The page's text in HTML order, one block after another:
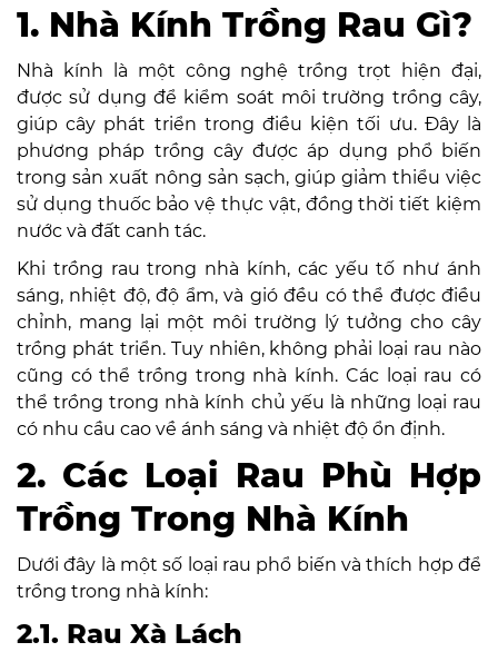
1. Nhà Kính Trồng Rau Gì?
Nhà kính là một công nghệ trồng trọt hiện đại,
được sử dụng để kiểm soát môi trường trồng cây,
giúp cây phát triển trong điều kiện tối ưu. Đây là
phương pháp trồng cây được áp dụng phổ biến
trong sản xuất nông sản sạch, giúp giảm thiểu việc
sử dụng thuốc bảo vệ thực vật, đồng thời tiết kiệm
nước và đất canh tác.
Khi trồng rau trong nhà kính, các yếu tố như ánh
sáng, nhiệt độ, độ ẩm, và gió đều có thể được điều
chỉnh, mang lại một môi trường lý tưởng cho cây
trồng phát triển. Tuy nhiên, không phải loại rau nào
cũng có thể trồng trong nhà kính. Các loại rau có
thể trồng trong nhà kính chủ yếu là những loại rau
có nhu cầu cao về ánh sáng và nhiệt độ ổn định.
2. Các Loại Rau Phù Hợp
Trồng Trong Nhà Kính
Dưới đây là một số loại rau phổ biến và thích hợp để
trồng trong nhà kính:
2.1. Rau Xà Lách